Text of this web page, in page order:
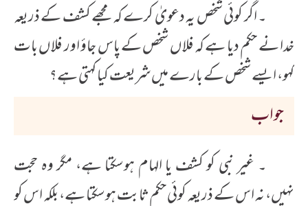
۔ اگر کوئی شخص یہ دعویٰ کرے کہ مجھے کشف کے ذریعہ
خدا نے حکم دیا ہے کہ فلاں شخص کے پاس جاؤ اور فلاں بات
کہو، ایسے شخص کے بارے میں شریعت کیا کہتی ہے؟
جواب
۔ غیر نبی کو کشف یا الہام ہوسکتا ہے، مگر وہ حجت
نہیں، نہ اس کے ذریعہ کوئی حکم ثابت ہوسکتا ہے، بلکہ اس کو